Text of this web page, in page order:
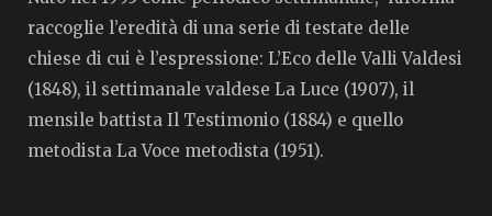
raccoglie l’eredità di una serie di testate delle
chiese di cui è l’espressione: L’Eco delle Valli Valdesi
(1848), il settimanale valdese La Luce (1907), il
mensile battista Il Testimonio (1884) e quello
metodista La Voce metodista (1951).